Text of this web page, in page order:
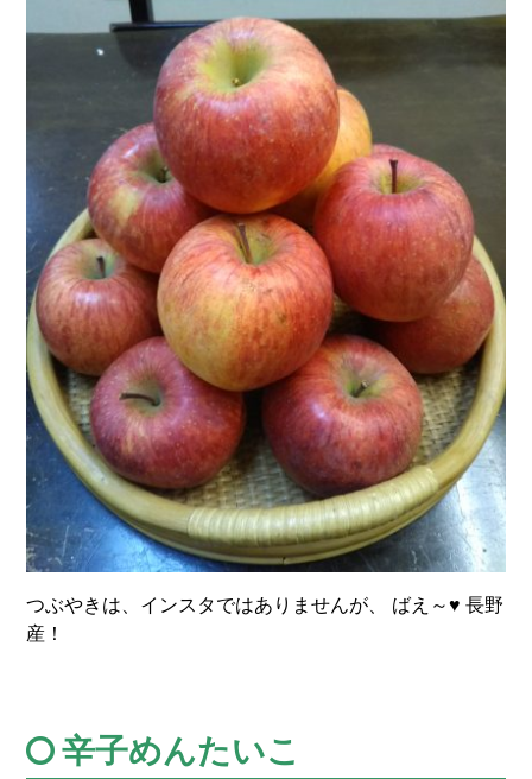
つぶやきは、インスタではありませんが、 ばえ～♥ 長野
産！
辛子めんたいこ